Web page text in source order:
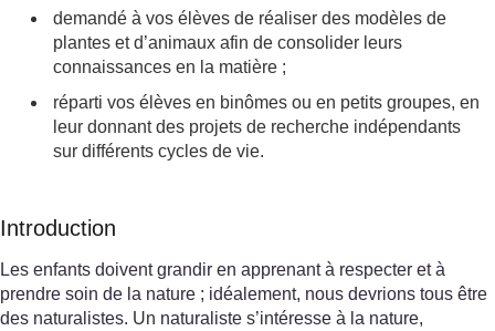
demandé à vos élèves de réaliser des modèles de
plantes et d’animaux afin de consolider leurs
connaissances en la matière ;
réparti vos élèves en binômes ou en petits groupes, en
leur donnant des projets de recherche indépendants
sur différents cycles de vie.
Introduction
Les enfants doivent grandir en apprenant à respecter et à
prendre soin de la nature ; idéalement, nous devrions tous être
des naturalistes. Un naturaliste s’intéresse à la nature,